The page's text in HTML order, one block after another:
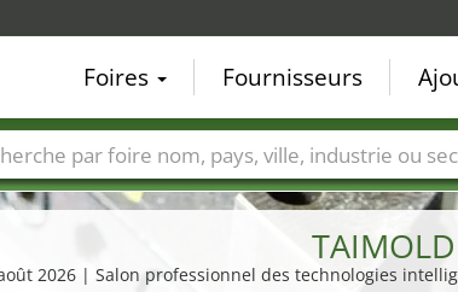
2026 | Salon professionnel des technologies
Foires Fournisseurs
noms Pays Villes Secteurs de foire